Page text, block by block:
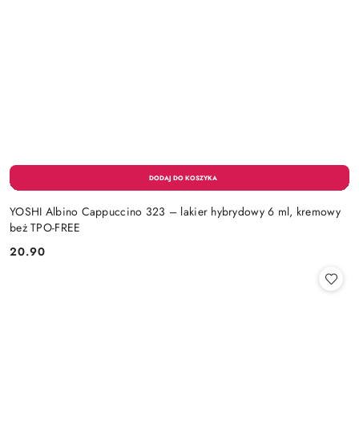
YOSHI Albino Cappuccino 323 – lakier hybrydowy 6 ml, kremowy
beż TPO-FREE
Cena:
20.90